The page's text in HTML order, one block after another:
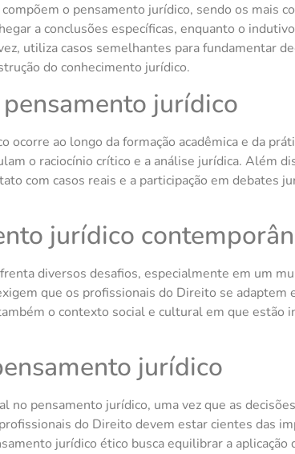
o pensamento jurídico, sendo os mais
a conclusões específicas, enquanto o
utiliza casos semelhantes para fundamentar
do conhecimento jurídico.
jurídico
ao longo da formação acadêmica e da
o raciocínio crítico e a análise jurídica. Além
com casos reais e a participação em debates
jurídico
diversos desafios, especialmente em um
que os profissionais do Direito se
o contexto social e cultural em que estão
jurídico
no pensamento jurídico, uma vez que as
do Direito devem estar cientes das
jurídico ético busca equilibrar a